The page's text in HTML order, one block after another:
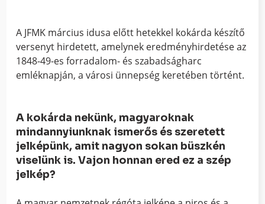
A JFMK március idusa előtt hetekkel kokárda készítő
versenyt hirdetett, amelynek eredményhirdetése az
1848-49-es forradalom- és szabadságharc
emléknapján, a városi ünnepség keretében történt.
A kokárda nekünk, magyaroknak
mindannyiunknak ismerős és szeretett
jelképünk, amit nagyon sokan büszkén
viselünk is. Vajon honnan ered ez a szép
jelkép?